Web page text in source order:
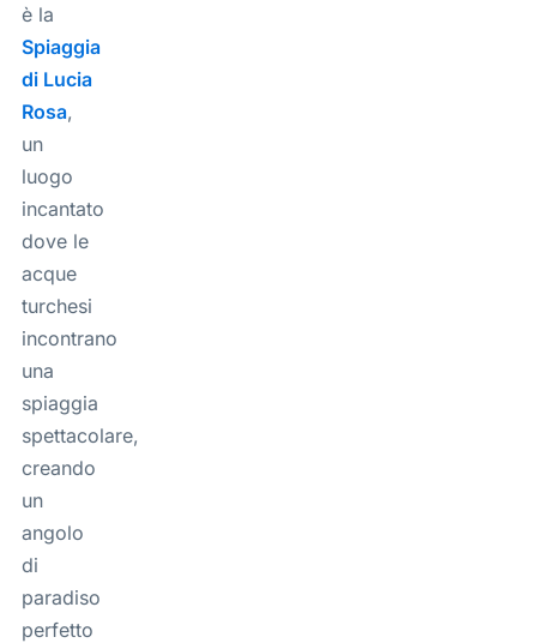
è la
Spiaggia
di Lucia
Rosa,
un
luogo
incantato
dove le
acque
turchesi
incontrano
una
spiaggia
spettacolare,
creando
un
angolo
di
paradiso
perfetto